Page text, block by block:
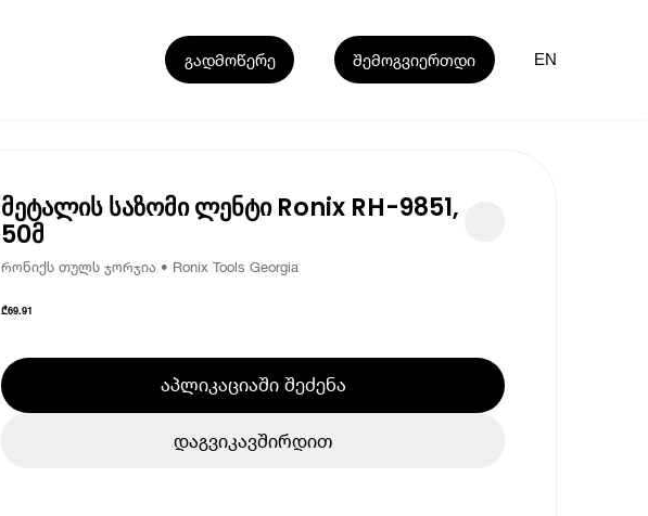
გადმოწერე შემოგვიერთდი EN
მეტალის საზომი ლენტი Ronix RH-9851,
50მ
რონიქს თულს ჯორჯია • Ronix Tools Georgia
₾69.91
აპლიკაციაში შეძენა
დაგვიკავშირდით